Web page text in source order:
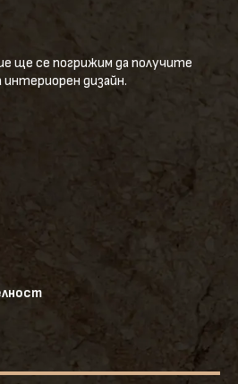
ще се погрижим да получите
дизайн.